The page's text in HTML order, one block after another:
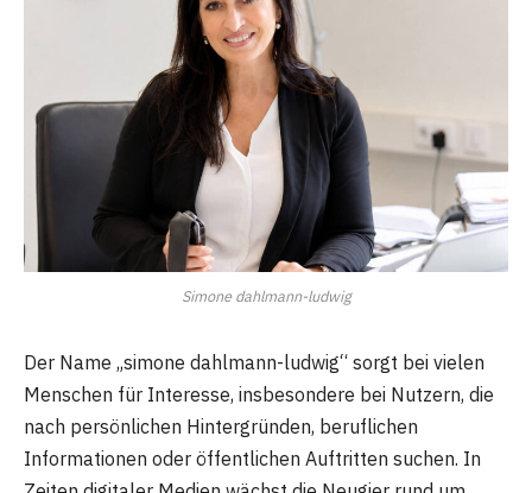
Simone dahlmann-ludwig
Der Name „simone dahlmann-ludwig“ sorgt bei vielen
Menschen für Interesse, insbesondere bei Nutzern, die
nach persönlichen Hintergründen, beruflichen
Informationen oder öffentlichen Auftritten suchen. In